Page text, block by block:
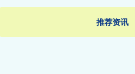
推荐资讯